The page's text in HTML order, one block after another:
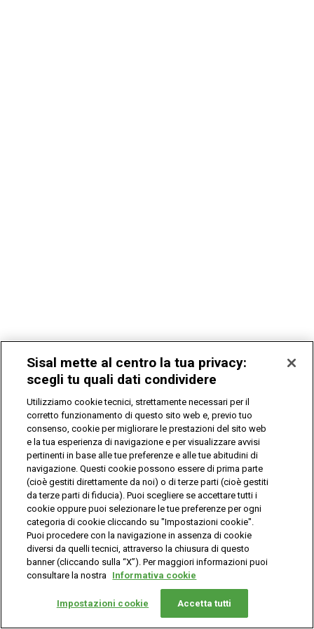
Sisal mette al centro la tua privacy:
scegli tu quali dati condividere
Utilizziamo cookie tecnici, strettamente necessari per il
corretto funzionamento di questo sito web e, previo tuo
consenso, cookie per migliorare le prestazioni del sito web
e la tua esperienza di navigazione e per visualizzare avvisi
pertinenti in base alle tue preferenze e alle tue abitudini di
navigazione. Questi cookie possono essere di prima parte
(cioè gestiti direttamente da noi) o di terze parti (cioè gestiti
da terze parti di fiducia). Puoi scegliere se accettare tutti i
cookie oppure puoi selezionare le tue preferenze per ogni
categoria di cookie cliccando su "Impostazioni cookie".
Puoi procedere con la navigazione in assenza di cookie
diversi da quelli tecnici, attraverso la chiusura di questo
banner (cliccando sulla “X”). Per maggiori informazioni puoi
consultare la nostra Informativa cookie
Impostazioni cookie Accetta tutti